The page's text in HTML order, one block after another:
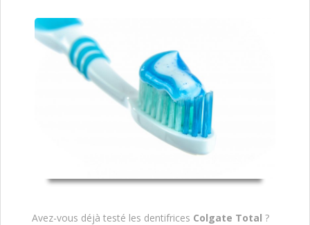
Avez-vous déjà testé les dentifrices Colgate Total ?